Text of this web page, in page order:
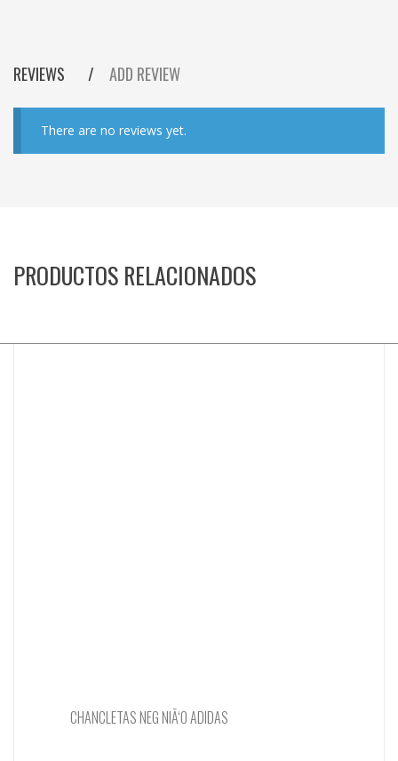
REVIEWS ADD REVIEW
There are no reviews yet.
PRODUCTOS RELACIONADOS
CHANCLETAS NEG NIÃ‘O ADIDAS